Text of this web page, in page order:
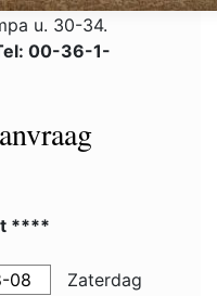
u. 30-34.
00-36-1-
****
Zaterdag